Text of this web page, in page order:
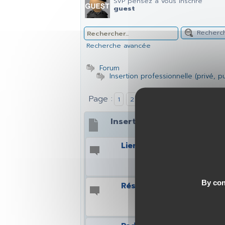
guest
Recherche avancée
Forum
Insertion professionnelle (privé,
Page : 1 2
Insertion professionnelle
Lien en service
Résiliation-rétractation
By